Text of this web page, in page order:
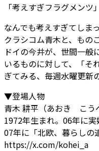
「考えすぎフラグメンツ」
なんでも考えすぎてしま
クラシコム青木と、もの
ドイの今井が、世間一般
いるものに対して、「そ
ぎてみる、毎週水曜更新
▼登場人物
青木 耕平（あおき こう
1972年生まれ。06年に実
07年に「北欧、暮らしの
https://x.com/kohei_a